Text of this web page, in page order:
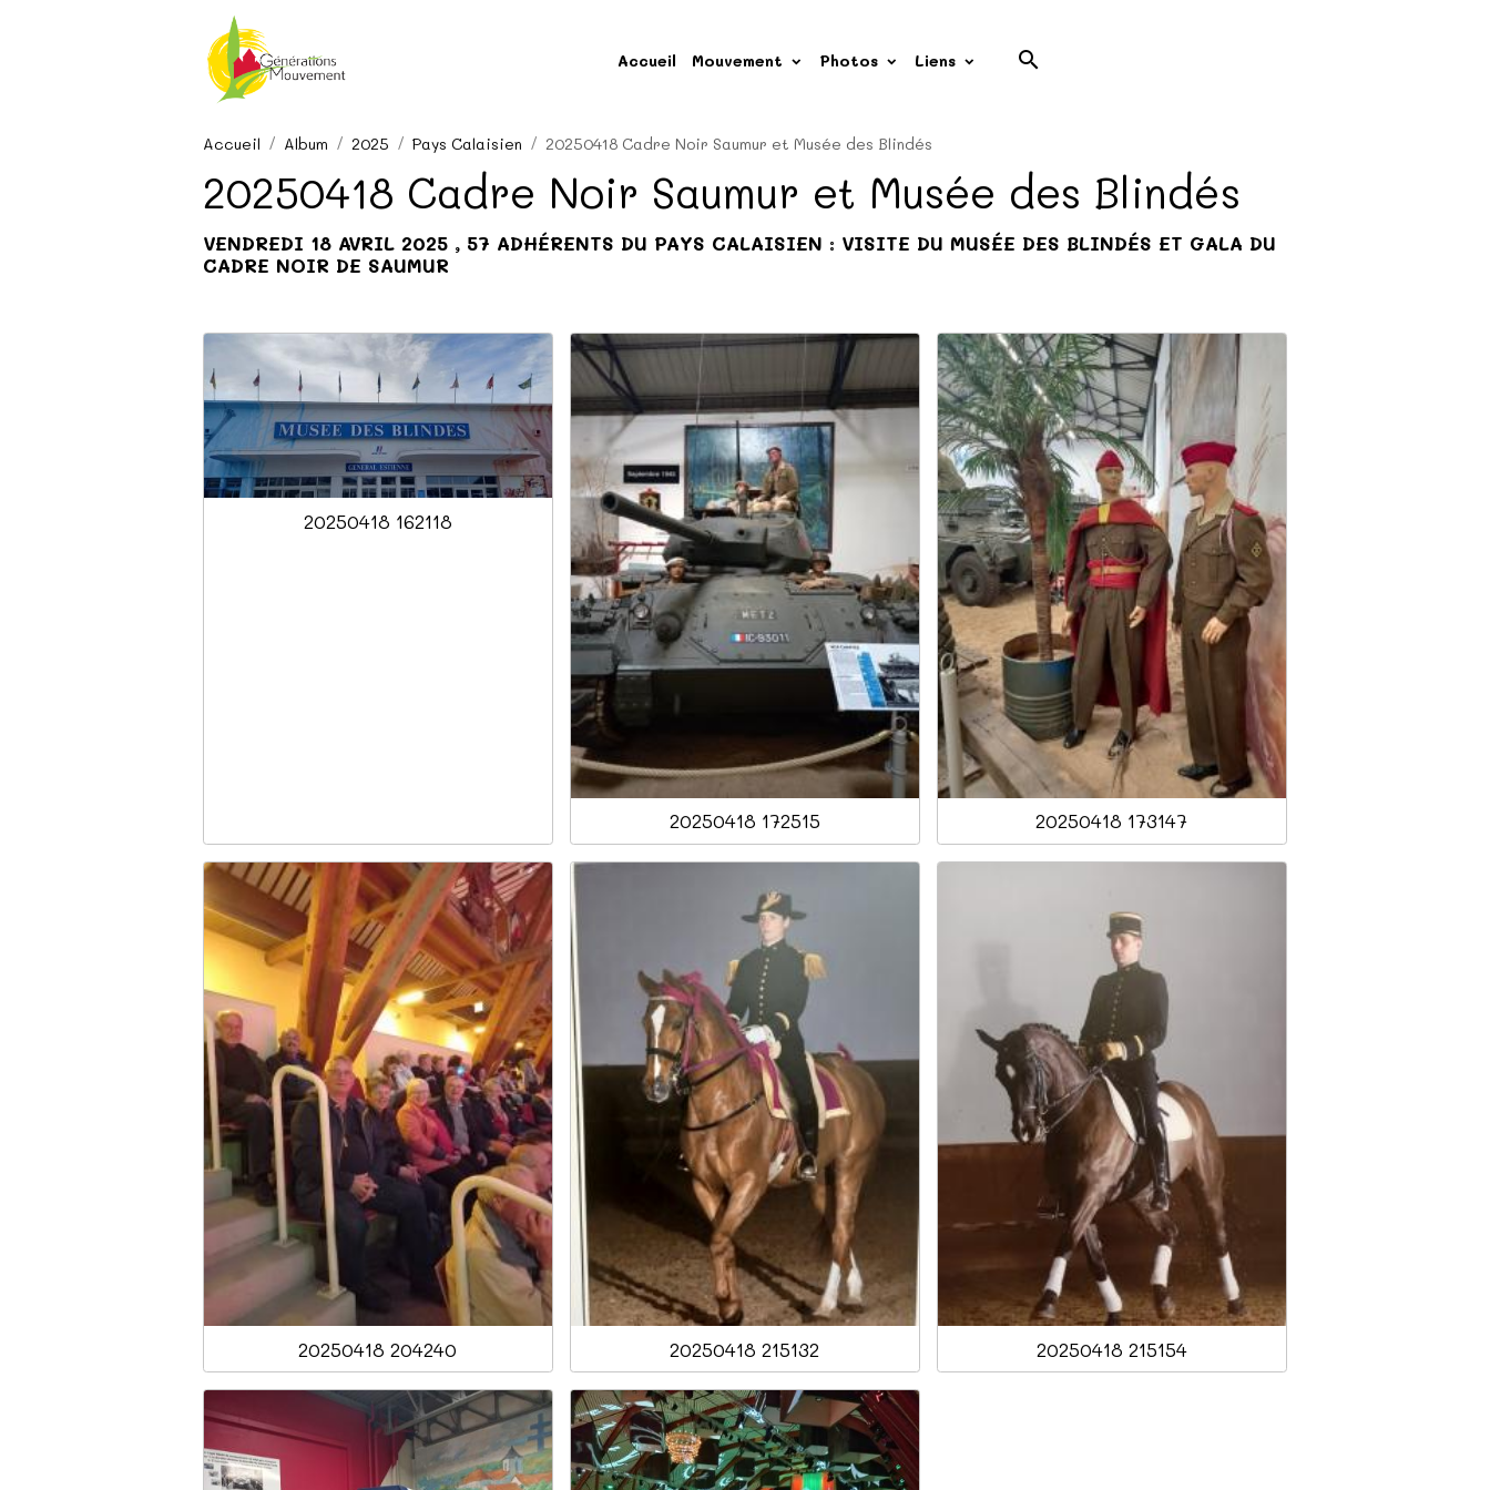
Accueil Mouvement Photos Liens
Accueil Album 2025 Pays Calaisien 20250418 Cadre Noir Saumur et Musée des Blindés
20250418 Cadre Noir Saumur et Musée des Blindés
VENDREDI 18 AVRIL 2025 , 57 ADHÉRENTS DU PAYS CALAISIEN : VISITE DU MUSÉE DES BLINDÉS ET GALA DU
CADRE NOIR DE SAUMUR
20250418 162118
20250418 172515 20250418 173147
20250418 204240 20250418 215132 20250418 215154